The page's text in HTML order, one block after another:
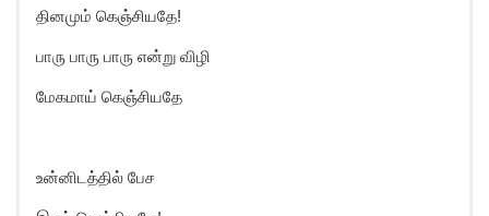
தினமும் கெஞ்சியதே!
பாரு பாரு பாரு என்று விழி
மேகமாய் கெஞ்சியதே
உன்னிடத்தில் பேச